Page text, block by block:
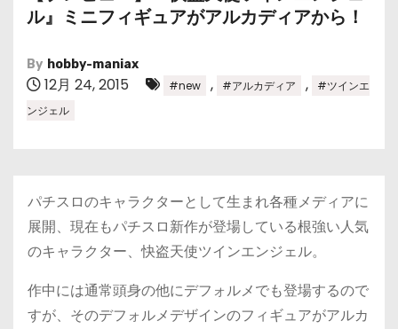
ル』ミニフィギュアがアルカディアから！
By hobby-maniax
12月 24, 2015 #new , #アルカディア ,
#ツインエ
ンジェル
パチスロのキャラクターとして生まれ各種メディアに
展開、現在もパチスロ新作が登場している根強い人気
のキャラクター、快盗天使ツインエンジェル。
作中には通常頭身の他にデフォルメでも登場するので
すが、そのデフォルメデザインのフィギュアがアルカ